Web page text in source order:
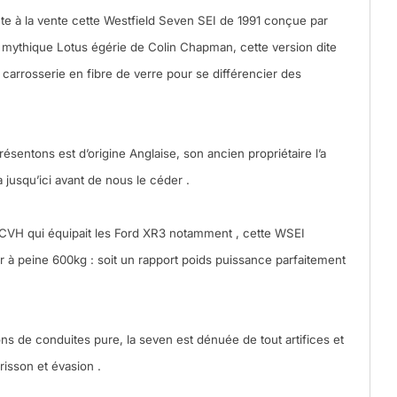
à la vente cette Westfield Seven SEI de 1991 conçue par
Lotus égérie de Colin Chapman, cette version dite
carrosserie en fibre de verre pour se différencier des
est d’origine Anglaise, son ancien propriétaire l’a
avant de nous le céder .
qui équipait les Ford XR3 notamment , cette WSEI
à peine 600kg : soit un rapport poids puissance parfaitement
de conduites pure, la seven est dénuée de tout artifices et
et évasion .